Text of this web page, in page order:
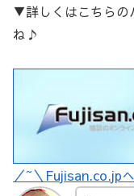
▼詳しくはこちらの
ね♪
／~＼Fujisan.co.jpへ